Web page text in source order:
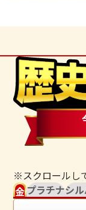
※スクロールし
金プラチナシ